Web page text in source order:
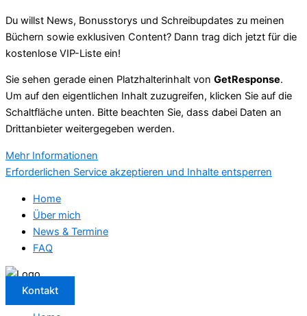
Du willst News, Bonusstorys und Schreibupdates zu meinen
Büchern sowie exklusiven Content? Dann trag dich jetzt für die
kostenlose VIP-Liste ein!
Sie sehen gerade einen Platzhalterinhalt von GetResponse.
Um auf den eigentlichen Inhalt zuzugreifen, klicken Sie auf die
Schaltfläche unten. Bitte beachten Sie, dass dabei Daten an
Drittanbieter weitergegeben werden.
Mehr Informationen
Erforderlichen Service akzeptieren und Inhalte entsperren
Home
Über mich
News & Termine
FAQ
Kontakt